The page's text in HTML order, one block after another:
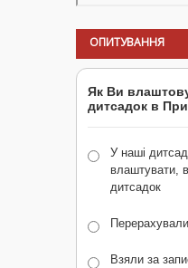
ОПИТУВАННЯ
Як Ви
дитсадок в
У наші
влаштувати,
дитсадок
Взяли за